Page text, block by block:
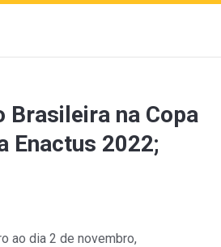
Brasileira na Copa
Enactus 2022;
ao dia 2 de novembro,